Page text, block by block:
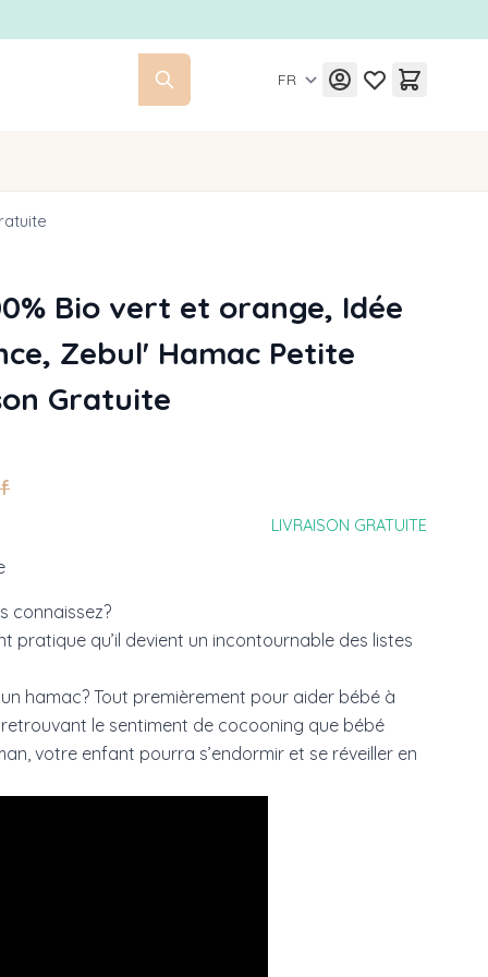
FR
Bio vert et orange, Idée
Zebul' Hamac Petite
Gratuite
LIVRAISON GRATUITE
connaissez?
pratique qu’il devient un incontournable des listes
hamac? Tout premièrement pour aider bébé à
retrouvant le sentiment de cocooning que bébé
votre enfant pourra s’endormir et se réveiller en